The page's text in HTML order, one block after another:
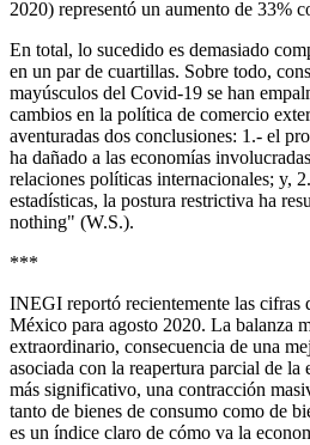
2020) representó un aumento de 33%
En total, lo sucedido es demasiado
en un par de cuartillas. Sobre todo,
mayúsculos del Covid-19 se han
cambios en la política de comercio
aventuradas dos conclusiones: 1.- el
ha dañado a las economías
relaciones políticas internacionales; y,
estadísticas, la postura restrictiva ha
nothing" (W.S.).
***
INEGI reportó recientemente las cifras
México para agosto 2020. La balanza
extraordinario, consecuencia de una
asociada con la reapertura parcial de
más significativo, una contracción
tanto de bienes de consumo como de
es un índice claro de cómo va la